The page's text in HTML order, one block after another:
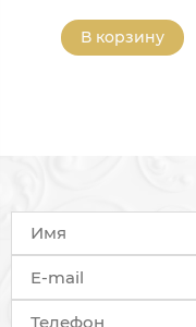
В корзину